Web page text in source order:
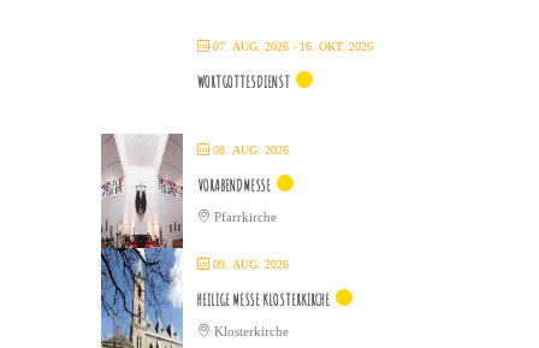
07. AUG. 2026 - 16. OKT. 2026
WORTGOTTESDIENST
08. AUG. 2026
VORABENDMESSE
Pfarrkirche
09. AUG. 2026
HEILIGE MESSE KLOSTERKIRCHE
Klosterkirche